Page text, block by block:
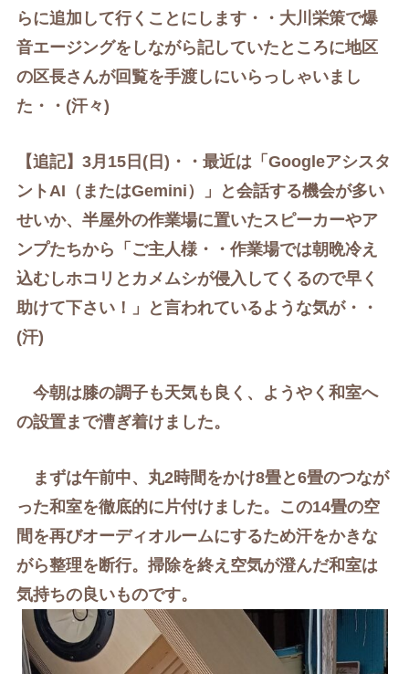
らに追加して行くことにします・・大川栄策で爆
音エージングをしながら記していたところに地区
の区長さんが回覧を手渡しにいらっしゃいまし
た・・(汗々)
【追記】3月15日(日)・・最近は「Googleアシスタ
ントAI（またはGemini）」と会話する機会が多い
せいか、半屋外の作業場に置いたスピーカーやア
ンプたちから「ご主人様・・作業場では朝晩冷え
込むしホコリとカメムシが侵入してくるので早く
助けて下さい！」と言われているような気が・・
(汗)
今朝は膝の調子も天気も良く、 ようやく和室へ
の設置まで漕ぎ着けました。
まずは午前中、丸2時間をかけ8畳と6畳のつなが
った和室を徹底的に片付けました。この14畳の空
間を再びオーディオルームにするため汗をかきな
がら整理を断行。掃除を終え空気が澄んだ和室は
気持ちの良いものです。